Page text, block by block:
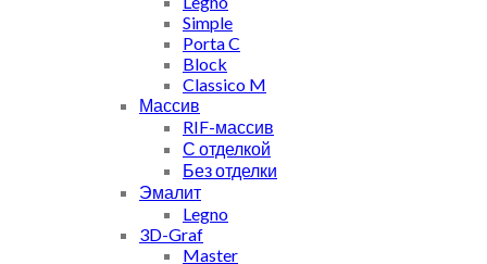
Simple
Porta C
Block
Classico M
Массив
RIF-массив
С отделкой
Без отделки
Эмалит
Legno
3D-Graf
Master